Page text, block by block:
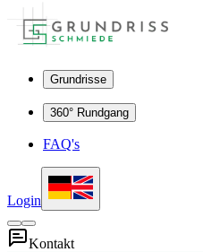
Grundrisse
360° Rundgang
FAQ's
Login
Kontakt